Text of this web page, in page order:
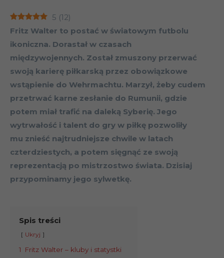
5 (12)
Fritz Walter to postać w światowym futbolu
ikoniczna. Dorastał w czasach
międzywojennych. Został zmuszony przerwać
swoją karierę piłkarską przez obowiązkowe
wstąpienie do Wehrmachtu. Marzył, żeby cudem
przetrwać karne zesłanie do Rumunii, gdzie
potem miał trafić na daleką Syberię. Jego
wytrwałość i talent do gry w piłkę pozwoliły
mu znieść najtrudniejsze chwile w latach
czterdziestych, a potem sięgnąć ze swoją
reprezentacją po mistrzostwo świata. Dzisiaj
przypominamy jego sylwetkę.
Spis treści
Ukryj
1
Fritz Walter – kluby i statystki